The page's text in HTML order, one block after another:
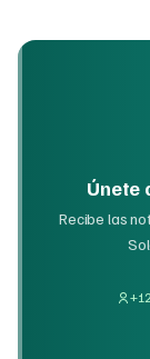
Únete
Recibe las